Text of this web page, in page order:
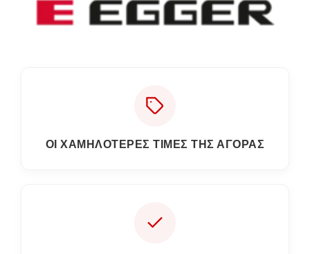
ΟΙ ΧΑΜΗΛΟΤΕΡΕΣ ΤΙΜΕΣ ΤΗΣ ΑΓΟΡΑΣ